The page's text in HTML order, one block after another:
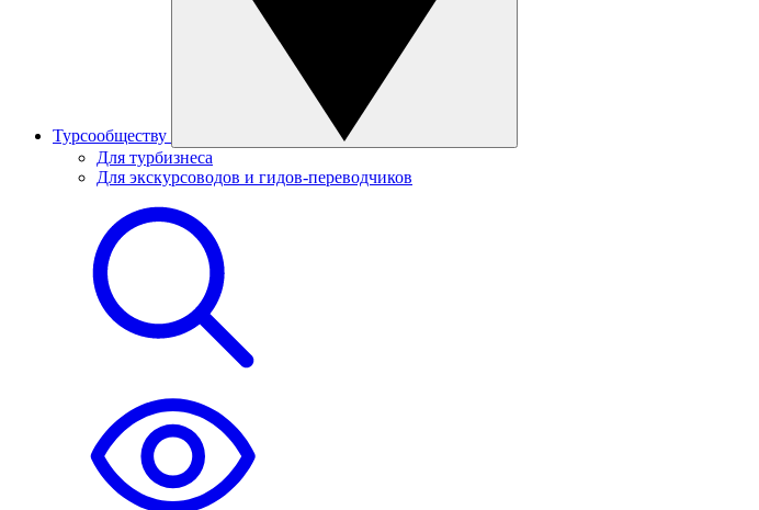
Турсообществу
Для турбизнеса
Для экскурсоводов и гидов-переводчиков